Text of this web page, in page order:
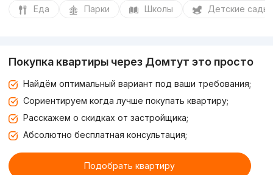
Еда Парки Школы Детские сады
Покупка квартиры через Домтут это просто
Найдём оптимальный вариант под ваши требования;
Сориентируем когда лучше покупать квартиру;
Расскажем о скидках от застройщика;
Абсолютно бесплатная консультация;
Подобрать квартиру